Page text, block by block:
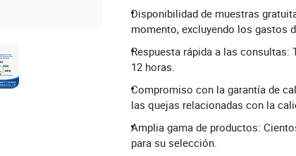
Disponibilidad de muestras
momento, excluyendo los gastos
Respuesta rápida a las consultas:
12 horas.
Compromiso con la garantía de
las quejas relacionadas con la
Amplia gama de productos:
para su selección.